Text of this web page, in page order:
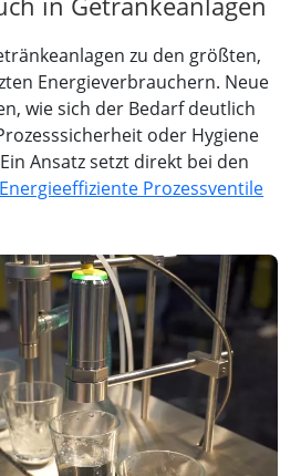
zu den größten,
Energieverbrauchern. Neue
wie sich der Bedarf deutlich
oder Hygiene
Ansatz setzt direkt bei den
Energieeffiziente Prozessventile